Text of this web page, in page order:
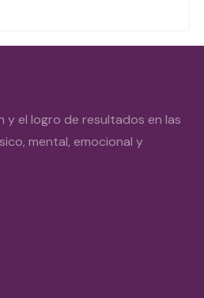
y el logro de resultados en las
mental, emocional y